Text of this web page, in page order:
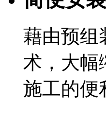
藉由预组
术，大幅
施工的便